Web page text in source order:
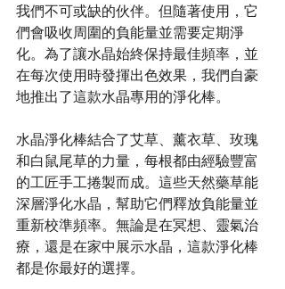
我們不可或缺的伙伴。但隨著使用，它
們會吸收周圍的負能量並需要定期淨
化。為了讓水晶始終保持最佳頻率，並
在每次使用時發揮出色效果，我們自豪
地推出了這款水晶專用的淨化棒。
水晶淨化棒結合了艾草、薰衣草、玫瑰
和白鼠尾草的力量，每根都由經驗豐富
的工匠手工捲製而成。這些天然藥草能
深層淨化水晶，幫助它們釋放負能量並
重新校準頻率。無論是在冥想、靈氣治
療，還是在家中展示水晶，這款淨化棒
都是你最好的選擇。